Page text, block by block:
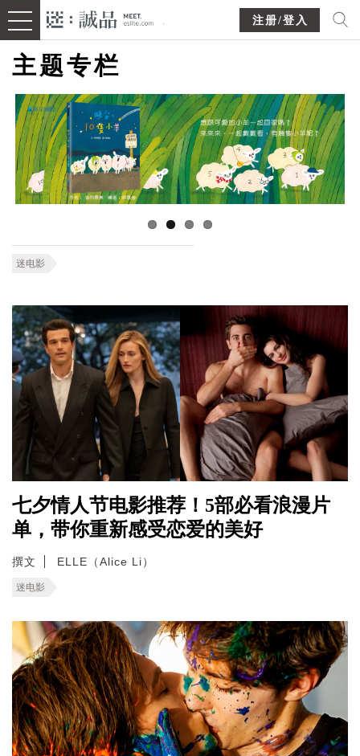
注册/登入
主题专栏
迷电影
七夕情人节电影推荐！5部必看浪漫片
单，带你重新感受恋爱的美好
撰文 ELLE（Alice Li）
迷电影